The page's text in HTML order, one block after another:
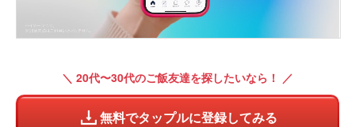
＼ 20代〜30代のご飯友達を探したいなら！ ／
無料でタップルに登録してみる